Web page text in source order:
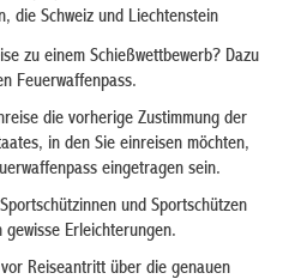
die Schweiz und Liechtenstein
zu einem Schießwettbewerb? Dazu
Feuerwaffenpass.
die vorherige Zustimmung der
in den Sie einreisen möchten,
eingetragen sein.
und Sportschützen
Erleichterungen.
Reiseantritt über die genauen